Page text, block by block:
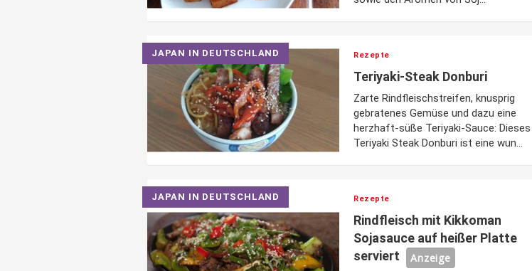
JAPAN IN DEUTSCHLAND Rezepte
Teriyaki-Steak Donburi
Zarte Rindfleischstreifen, knusprig
gebratenes Gemüse und dazu eine
herzhaft-süße Teriyaki-Sauce: Dieses
Teriyaki Steak Donburi ist eine wun...
JAPAN IN DEUTSCHLAND Rezepte
Rindfleisch mit Kikkoman
Sojasauce auf heißer Platte
serviert
Anzeige